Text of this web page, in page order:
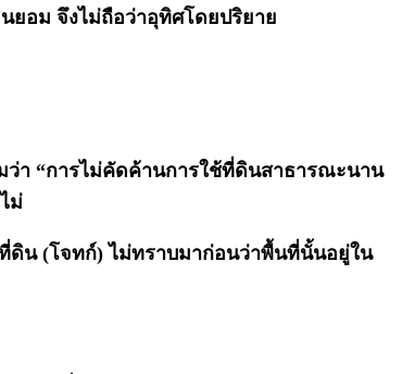
ยอม จึงไม่ถือว่าอุทิศโดยปริยาย
า “การไม่คัดค้านการใช้ที่ดินสาธารณะนาน
ม่
ดิน (โจทก์) ไม่ทราบมาก่อนว่าพื้นที่นั้นอยู่ใน